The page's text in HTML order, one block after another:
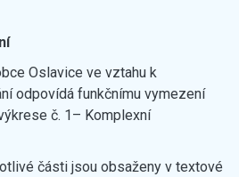
Oslavice ve vztahu k
odpovídá funkčnímu vymezení
č. 1– Komplexní
části jsou obsaženy v textové